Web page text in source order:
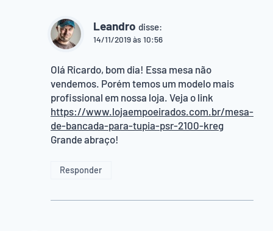
Leandro disse:
14/11/2019 às 10:56
Olá Ricardo, bom dia! Essa mesa não
vendemos. Porém temos um modelo mais
profissional em nossa loja. Veja o link
https://www.lojaempoeirados.com.br/mesa-
de-bancada-para-tupia-psr-2100-kreg
Grande abraço!
Responder